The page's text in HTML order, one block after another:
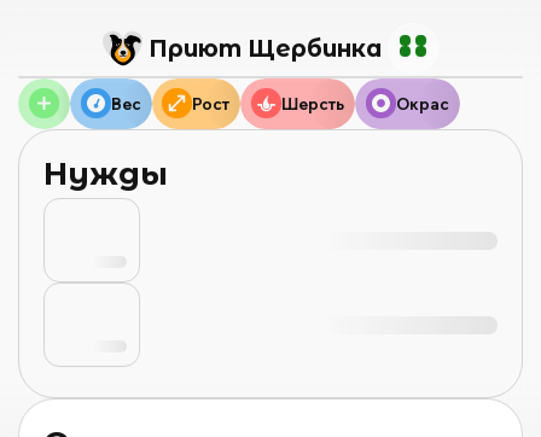
Приют Щербинка
Вес Рост Шерсть Окрас
Нужды